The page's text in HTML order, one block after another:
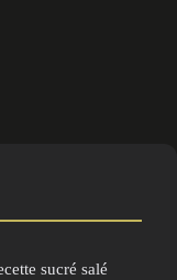
sucré salé